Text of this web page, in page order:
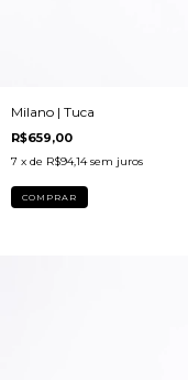
Milano | Tuca
R$659,00
7 x de R$94,14 sem juros